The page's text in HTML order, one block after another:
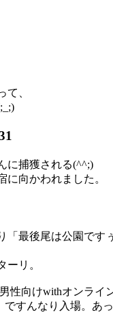
て、
に捕獲される(^^;)
に向かわれました。
「最後尾は公園です
ーリ。
性向けwithオンライ
すんなり入場。あっ